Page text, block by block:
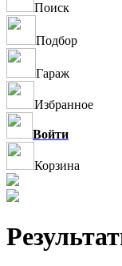
Поиск
Подбор
Гараж
Избранное
Войти
Корзина